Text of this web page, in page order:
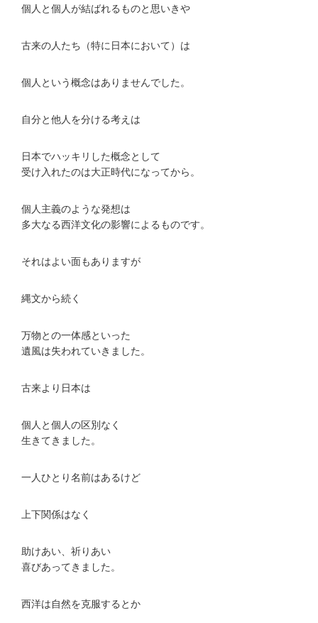
個人と個人が結ばれるものと思いきや
古来の人たち（特に日本において）は
個人という概念はありませんでした。
自分と他人を分ける考えは
日本でハッキリした概念として
受け入れたのは大正時代になってから。
個人主義のような発想は
多大なる西洋文化の影響によるものです。
それはよい面もありますが
縄文から続く
万物との一体感といった
遺風は失われていきました。
古来より日本は
個人と個人の区別なく
生きてきました。
一人ひとり名前はあるけど
上下関係はなく
助けあい、祈りあい
喜びあってきました。
西洋は自然を克服するとか